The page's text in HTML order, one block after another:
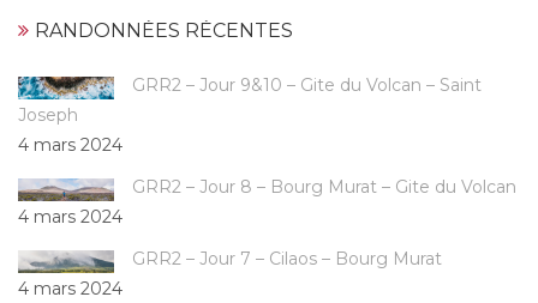
RANDONNÉES RÉCENTES
GRR2 – Jour 9&10 – Gite du Volcan – Saint
Joseph
4 mars 2024
GRR2 – Jour 8 – Bourg Murat – Gite du Volcan
4 mars 2024
GRR2 – Jour 7 – Cilaos – Bourg Murat
4 mars 2024